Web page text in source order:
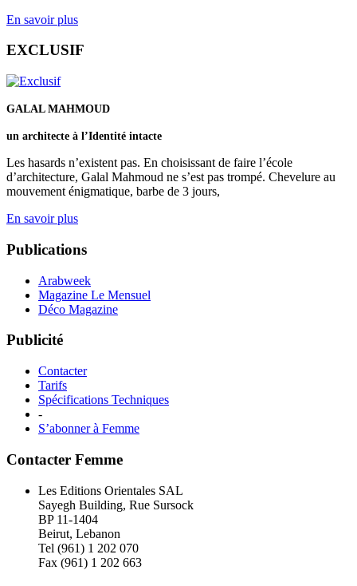
En savoir plus
EXCLUSIF
GALAL MAHMOUD
un architecte à l’Identité intacte
Les hasards n’existent pas. En choisissant de faire l’école
d’architecture, Galal Mahmoud ne s’est pas trompé. Chevelure au
mouvement énigmatique, barbe de 3 jours,
En savoir plus
Publications
Arabweek
Magazine Le Mensuel
Déco Magazine
Publicité
Contacter
Tarifs
Spécifications Techniques
-
S’abonner à Femme
Contacter Femme
Les Editions Orientales SAL
Sayegh Building, Rue Sursock
BP 11-1404
Beirut, Lebanon
Tel (961) 1 202 070
Fax (961) 1 202 663